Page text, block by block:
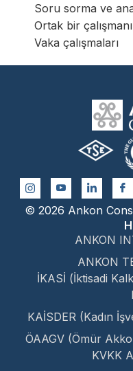
Soru sorma ve
Ortak bir
Vaka çalışmaları
© 2026 Ankon
ANKON
ANKON
İKASİ (İktisadi
KAİSDER (Kadın
ÖAAGV (Ömür
KVKK